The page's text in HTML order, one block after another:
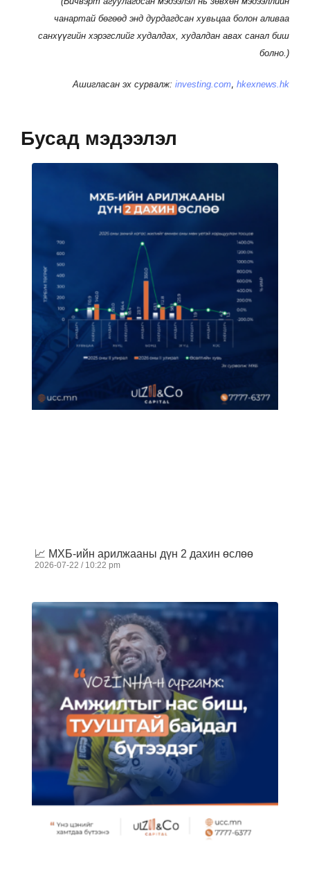
чанартай бөгөөд энд дурдагдсан хувьцаа болон аливаа
санхүүгийн хэрэгслийг худалдах, худалдан авах санал биш
болно.)
Ашигласан эх сурвалж: investing.com, hkexnews.hk
Бусад мэдээлэл
📈 МХБ-ийн арилжааны дүн 2 дахин өслөө
2026-07-22 10:22 pm